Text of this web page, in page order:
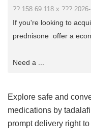
?? 158.69.118.x ???
If you're looking to
prednisone offer a
Need a ...
Explore safe and
medications by
prompt delivery right